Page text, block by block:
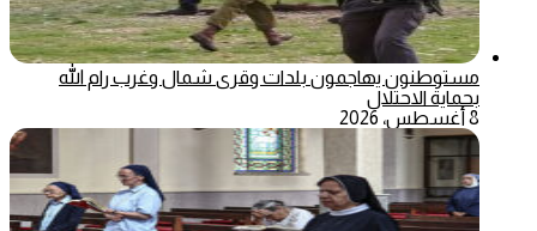
مستوطنون يهاجمون بلدات وقرى شمال وغرب رام الله
بحماية الاحتلال
8 أغسطس، 2026